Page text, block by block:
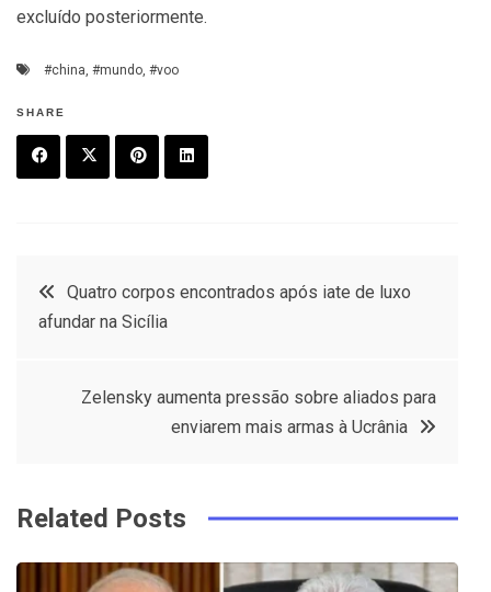
excluído posteriormente.
#china, #mundo, #voo
SHARE
t
e
e
PostQuatro corpos encontrados após iate de luxo
afundar na Sicília
Zelensky aumenta pressão sobre aliados para
enviarem mais armas à Ucrânia
Related Posts